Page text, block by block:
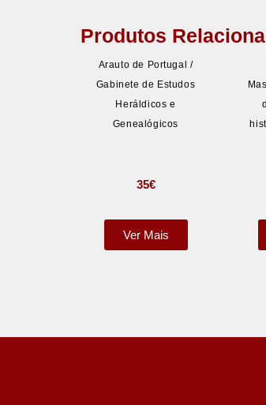
Produtos
Arauto de Portugal /
Gabinete de Estudos
Heráldicos e
Genealógicos
35€
Ver Mais